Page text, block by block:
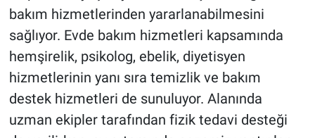
bakım hizmetlerinden yararlanabilmesini
sağlıyor. Evde bakım hizmetleri kapsamında
hemşirelik, psikolog, ebelik, diyetisyen
hizmetlerinin yanı sıra temizlik ve bakım
destek hizmetleri de sunuluyor. Alanında
uzman ekipler tarafından fizik tedavi desteği